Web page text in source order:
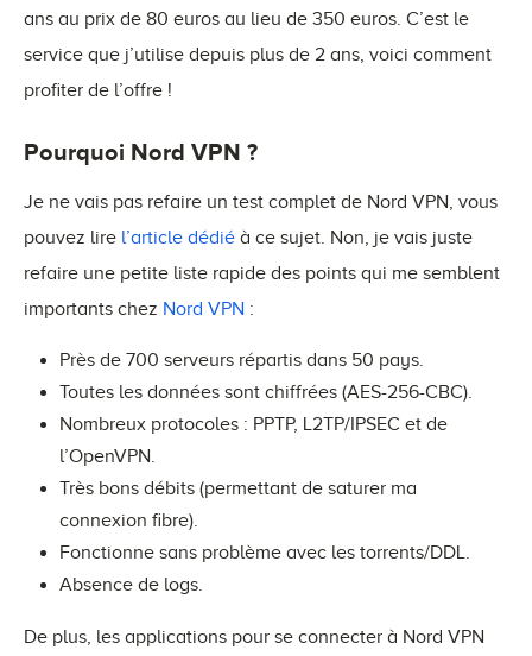
ans au prix de 80 euros au lieu de 350 euros. C’est le
service que j’utilise depuis plus de 2 ans, voici comment
profiter de l’offre !
Pourquoi Nord VPN ?
Je ne vais pas refaire un test complet de Nord VPN, vous
pouvez lire l’article dédié à ce sujet. Non, je vais juste
refaire une petite liste rapide des points qui me semblent
importants chez Nord VPN :
Près de 700 serveurs répartis dans 50 pays.
Toutes les données sont chiffrées (AES-256-CBC).
Nombreux protocoles : PPTP, L2TP/IPSEC et de
l’OpenVPN.
Très bons débits (permettant de saturer ma
connexion fibre).
Fonctionne sans problème avec les torrents/DDL.
Absence de logs.
De plus, les applications pour se connecter à Nord VPN